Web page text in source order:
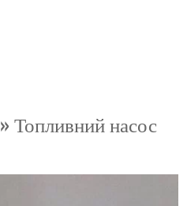
»Топливний насос